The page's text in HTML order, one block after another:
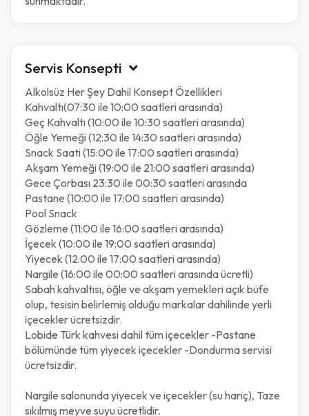
Servis Konsepti
Alkolsüz Her Şey Dahil Konsept Özellikleri
Kahvaltı(07:30 ile 10:00 saatleri arasında)
Geç Kahvaltı (10:00 ile 10:30 saatleri arasında)
Öğle Yemeği (12:30 ile 14:30 saatleri arasında)
Snack Saati (15:00 ile 17:00 saatleri arasında)
Akşam Yemeği (19:00 ile 21:00 saatleri arasında)
Gece Çorbası 23:30 ile 00:30 saatleri arasında
Pastane (10:00 ile 17:00 saatleri arasında)
Pool Snack
Gözleme (11:00 ile 16:00 saatleri arasında)
İçecek (10:00 ile 19:00 saatleri arasında)
Yiyecek (12:00 ile 17:00 saatleri arasında)
Nargile (16:00 ile 00:00 saatleri arasında ücretli)
Sabah kahvaltısı, öğle ve akşam yemekleri açık büfe
olup, tesisin belirlemiş olduğu markalar dahilinde yerli
içecekler ücretsizdir.
Lobide Türk kahvesi dahil tüm içecekler -Pastane
bölümünde tüm yiyecek içecekler -Dondurma servisi
ücretsizdir.
Nargile salonunda yiyecek ve içecekler (su hariç), Taze
sıkılmış meyve suyu ücretlidir.